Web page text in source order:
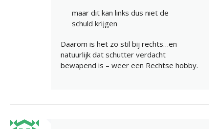
maar dit kan links dus niet de
schuld krijgen
Daarom is het zo stil bij rechts…en
natuurlijk dat schutter verdacht
bewapend is – weer een Rechtse hobby.